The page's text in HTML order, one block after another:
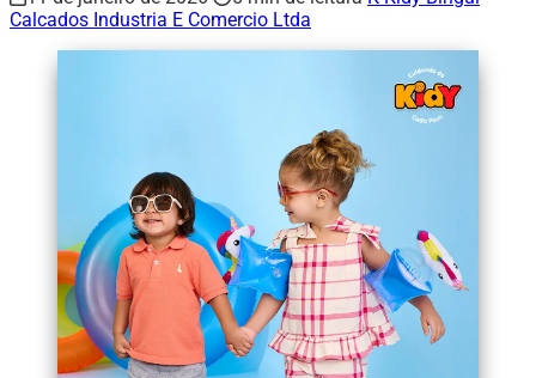
Calcados Industria E Comercio Ltda